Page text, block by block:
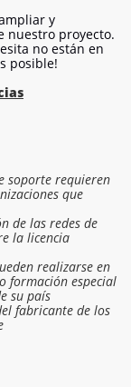
y
nuestro proyecto.
no están en
posible!
soporte requieren
que
de las redes de
la licencia
realizarse en
formación especial
su país
fabricante de los